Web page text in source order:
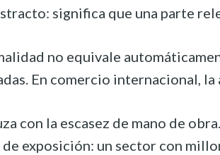
significa que una parte
no equivale
En comercio internacional,
con la escasez de mano de
exposición: un sector con